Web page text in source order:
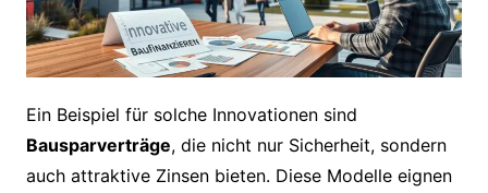
Ein Beispiel für solche Innovationen sind
Bausparverträge, die nicht nur Sicherheit, sondern
auch attraktive Zinsen bieten. Diese Modelle eignen